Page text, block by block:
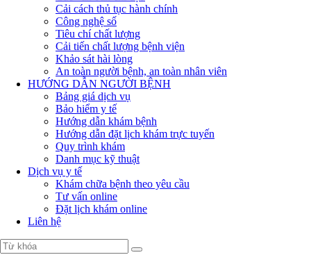
Cải cách thủ tục hành chính
Công nghệ số
Tiêu chí chất lượng
Cải tiến chất lượng bệnh viện
Khảo sát hài lòng
An toàn người bệnh, an toàn nhân viên
HƯỚNG DẪN NGƯỜI BỆNH
Bảng giá dịch vụ
Bảo hiểm y tế
Hướng dẫn khám bệnh
Hướng dẫn đặt lịch khám trực tuyến
Quy trình khám
Danh mục kỹ thuật
Dịch vụ y tế
Khám chữa bệnh theo yêu cầu
Tư vấn online
Đặt lịch khám online
Liên hệ